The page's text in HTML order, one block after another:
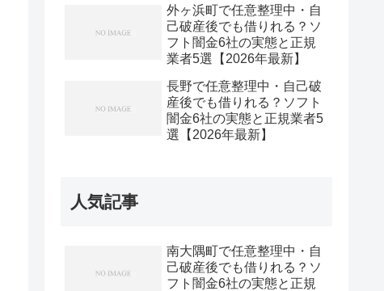
外ヶ浜町で任意整理中・自
己破産後でも借りれる？ソ
フト闇金6社の実態と正規
業者5選【2026年最新】
長野で任意整理中・自己破
産後でも借りれる？ソフト
闇金6社の実態と正規業者5
選【2026年最新】
人気記事
南大隅町で任意整理中・自
己破産後でも借りれる？ソ
フト闇金6社の実態と正規